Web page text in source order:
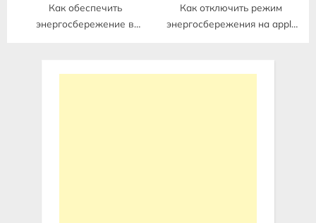
Как обеспечить
энергосбережение в
Как отключить режим
энергосбережения на apple